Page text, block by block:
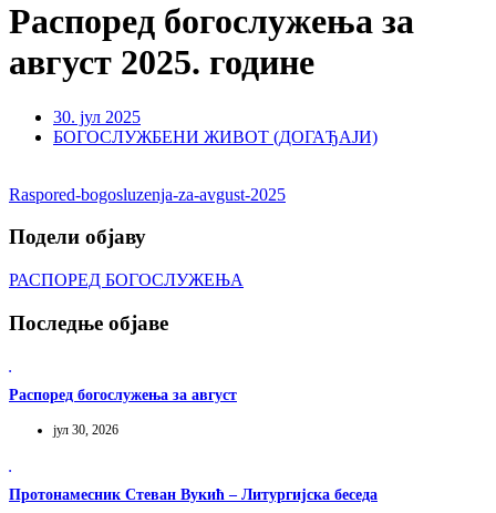
Распоред богослужења за
август 2025. године
30. јул 2025
БОГОСЛУЖБЕНИ ЖИВОТ (ДОГАЂАЈИ)
Raspored-bogosluzenja-za-avgust-2025
Подели објаву
РАСПОРЕД БОГОСЛУЖЕЊА
Последње објаве
Распоред богослужења за август
јул 30, 2026
Протонамесник Стеван Вукић – Литургијска беседа